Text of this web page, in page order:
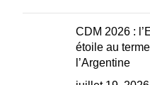
CDM 2026 :
étoile au
l’Argentine